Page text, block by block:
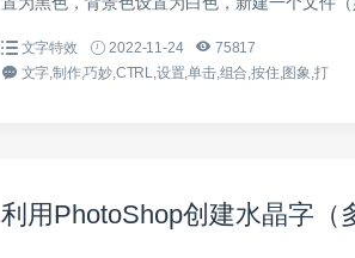
文字特效 2022-11-24
75817
文字,制作,巧妙,CTRL,设置,单击,组合,按住,图象,打
利用PhotoShop创建水晶字（